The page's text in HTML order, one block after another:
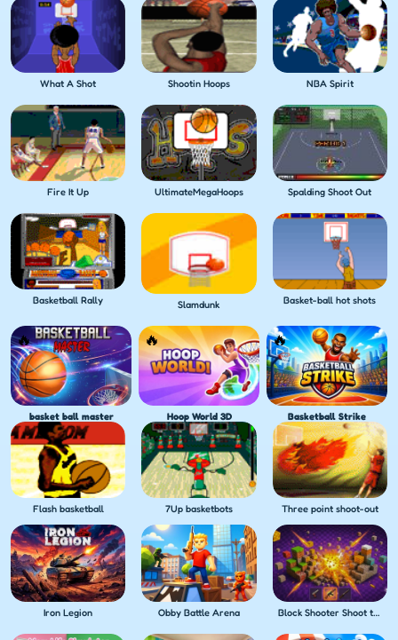
What A Shot Shootin Hoops NBA Spirit
Fire It Up UltimateMegaHoops Spalding Shoot Out
Basketball Rally Slamdunk Basket-ball hot shots
basket ball master Hoop World 3D Basketball Strike
Flash basketball 7Up basketbots Three point shoot-out
Iron Legion Obby Battle Arena Block Shooter Shoot the Blocks!